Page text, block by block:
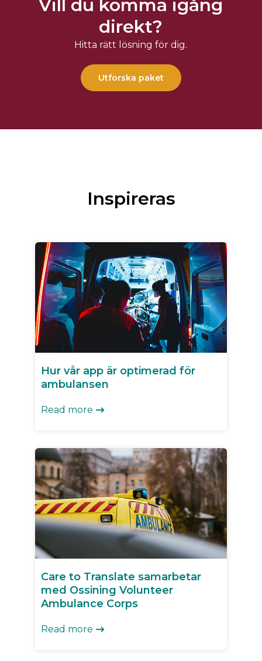
Vill du komma igång
direkt?
Hitta rätt lösning för dig.
Utforska paket
Inspireras
Hur vår app är optimerad för
ambulansen
Read more 
Care to Translate samarbetar
med Ossining Volunteer
Ambulance Corps
Read more 